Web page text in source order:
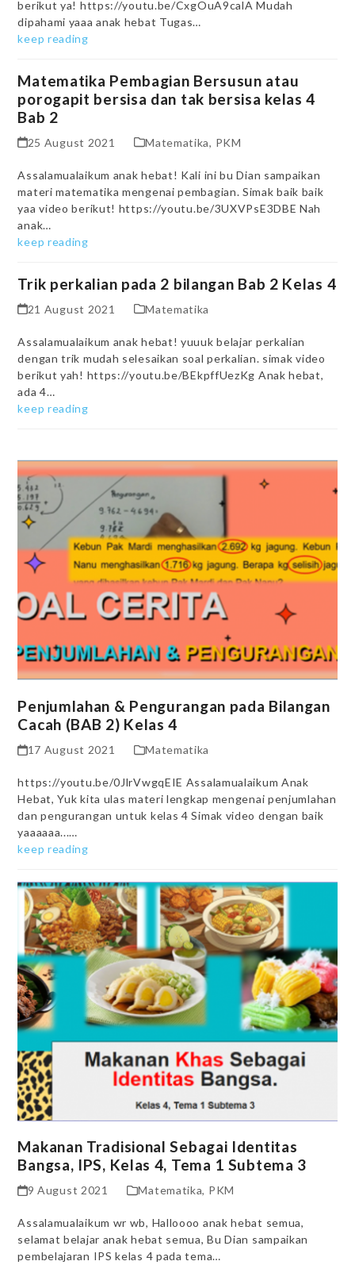
berikut ya! https://youtu.be/CxgOuA9calA Mudah
dipahami yaaa anak hebat Tugas…
keep reading
Matematika Pembagian Bersusun atau
porogapit bersisa dan tak bersisa kelas 4
Bab 2
25 August 2021 Matematika, PKM
Assalamualaikum anak hebat! Kali ini bu Dian sampaikan
materi matematika mengenai pembagian. Simak baik baik
yaa video berikut! https://youtu.be/3UXVPsE3DBE Nah
anak…
keep reading
Trik perkalian pada 2 bilangan Bab 2 Kelas 4
21 August 2021 Matematika
Assalamualaikum anak hebat! yuuuk belajar perkalian
dengan trik mudah selesaikan soal perkalian. simak video
berikut yah! https://youtu.be/BEkpffUezKg Anak hebat,
ada 4…
keep reading
Penjumlahan & Pengurangan pada Bilangan
Cacah (BAB 2) Kelas 4
17 August 2021 Matematika
https://youtu.be/0JlrVwgqEIE Assalamualaikum Anak
Hebat, Yuk kita ulas materi lengkap mengenai penjumlahan
dan pengurangan untuk kelas 4 Simak video dengan baik
yaaaaaa...…
keep reading
Makanan Tradisional Sebagai Identitas
Bangsa, IPS, Kelas 4, Tema 1 Subtema 3
9 August 2021 Matematika, PKM
Assalamualaikum wr wb, Halloooo anak hebat semua,
selamat belajar anak hebat semua, Bu Dian sampaikan
pembelajaran IPS kelas 4 pada tema…